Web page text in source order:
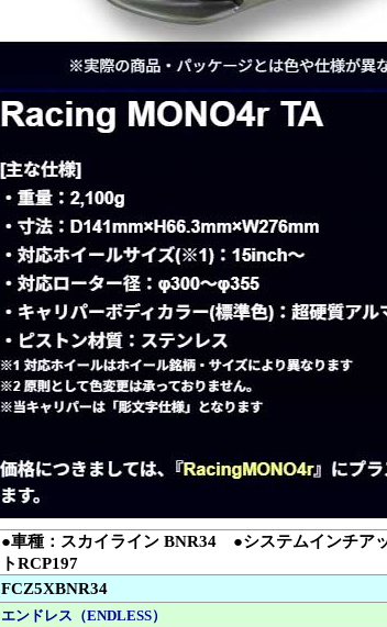
●車種：スカイライン BNR34 ●システムインチ
トRCP197
FCZ5XBNR34
エンドレス（ENDLESS）